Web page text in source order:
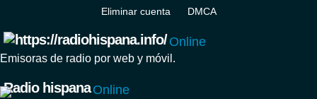
Eliminar cuenta DMCA
Online
Emisoras de radio por web y móvil.
Radio hispana Online